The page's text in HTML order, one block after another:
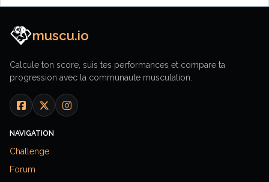
muscu.io
Calcule ton score, suis tes performances et compare ta
progression avec la communaute musculation.
NAVIGATION
Challenge
Forum